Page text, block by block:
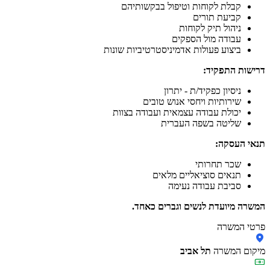
קבלת לקוחות וטיפול בבקשותיהם
קביעת תורים
ניהול תיק לקוחות
עבודה מול הספקים
ביצוע פעולות אדמיניסטרטיביות שונות
דרישות התפקיד:
ניסיון כפקיד/ת - יתרון
שירותיות ויחסי אנוש טובים
יכולת עבודה עצמאית ועבודה בצוות
שליטה בשפה העברית
תנאי העסקה:
שכר תחרותי
תנאים סוציאליים מלאים
סביבת עבודה נעימה
המשרה מיועדת לנשים וגברים כאחד.
פרטי המשרה
מיקום המשרה תל אביב